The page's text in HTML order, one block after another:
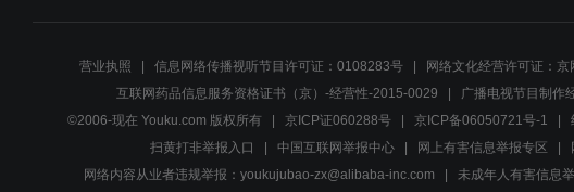
营业执照 信息网络传播视听节目许可证：0108283号 网络文化经营许可证：
互联网药品信息服务资格证书（京）-经营性-2015-0029
广播电视节目制作
©2006-现在 Youku.com 版权所有
京ICP证060288号 京ICP备06050721号-1
扫黄打非举报入口
中国互联网举报中心 网上有害信息举报专区
网络内容从业者违规举报：youkujubao-zx@alibaba-inc.com
未成年人有害信息